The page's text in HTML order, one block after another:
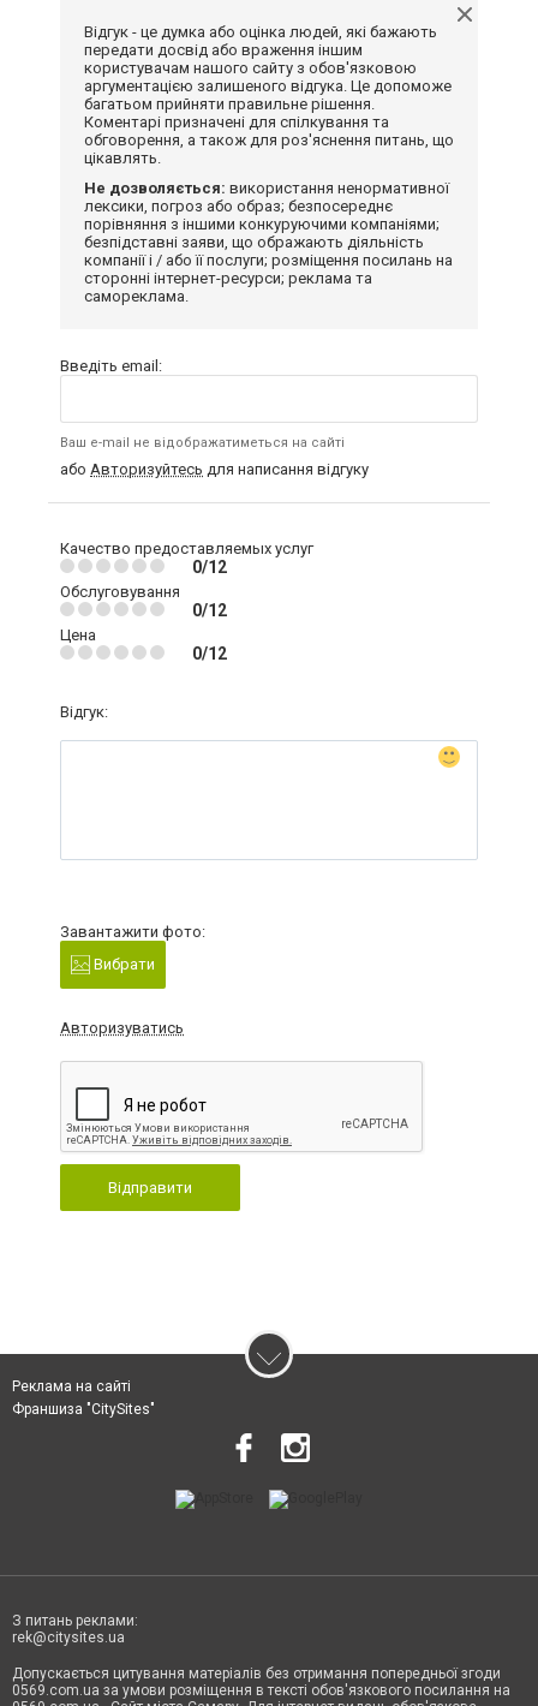
Відгук - це думка або оцінка людей, які бажають
передати досвід або враження іншим
користувачам нашого сайту з обов'язковою
аргументацією залишеного відгука. Це допоможе
багатьом прийняти правильне рішення.
Коментарі призначені для спілкування та
обговорення, а також для роз'яснення питань, що
цікавлять.
Не дозволяється: використання ненормативної
лексики, погроз або образ; безпосереднє
порівняння з іншими конкуруючими компаніями;
безпідставні заяви, що ображають діяльність
компанії і / або її послуги; розміщення посилань на
сторонні інтернет-ресурси; реклама та
самореклама.
Введіть email:
Ваш e-mail не відображатиметься на сайті
або Авторизуйтесь для написання відгуку
Качество предоставляемых услуг
0/12
Обслуговування
0/12
Цена
0/12
Відгук:
Завантажити фото:
Вибрати
Авторизуватись
Відправити
Реклама на сайті
Франшиза "CitySites"
З питань реклами:
rek@citysites.ua
Допускається цитування матеріалів без отримання попередньої згоди
0569.com.ua за умови розміщення в тексті обов'язкового посилання на